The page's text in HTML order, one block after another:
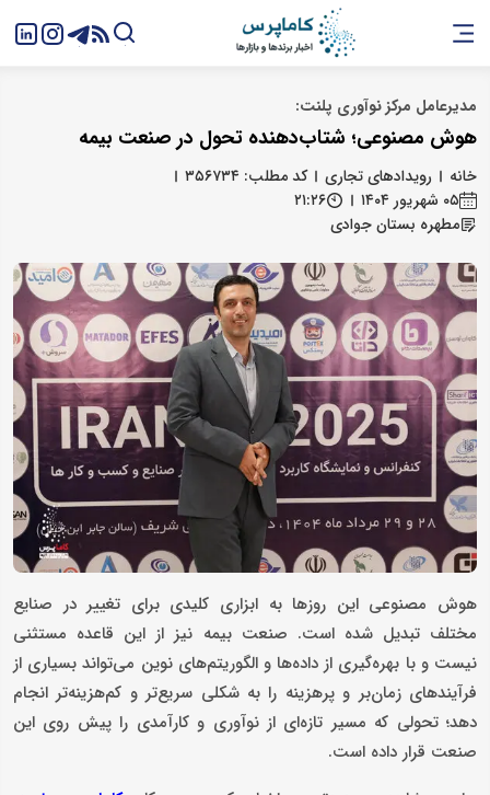
مدیرعامل مرکز نوآوری پلنت:
هوش مصنوعی؛ شتاب‌دهنده تحول در صنعت بیمه
خانه رویدادهای تجاری
کد مطلب: ۳۵۶۷۳۴
۰۵ شهریور ۱۴۰۴
۲۱:۲۶
مطهره بستان‌ جوادی
هوش مصنوعی این روزها به ابزاری کلیدی برای تغییر در صنایع
مختلف تبدیل شده است. صنعت بیمه نیز از این قاعده مستثنی
نیست و با بهره‌گیری از داده‌ها و الگوریتم‌های نوین می‌تواند بسیاری از
فرآیندهای زمان‌بر و پرهزینه را به شکلی سریع‌تر و کم‌هزینه‌تر انجام
دهد؛ تحولی که مسیر تازه‌ای از نوآوری و کارآمدی را پیش روی این
صنعت قرار داده است.